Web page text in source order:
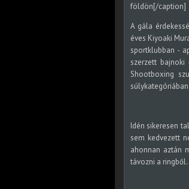
földön[/caption]
A gála
éves Kiyoaki
sportklubban -
szerzett
Shootboxing
Idén sikeresen
sem kedvezett
ahonnan aztán
távozni a ringből.